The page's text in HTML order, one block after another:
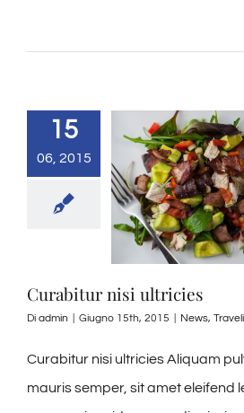
15
06, 2015
Curabitur nisi ultricies
Di admin Giugno 15th, 2015 News,
Curabitur nisi ultricies Aliquam
mauris semper, sit amet eleifend